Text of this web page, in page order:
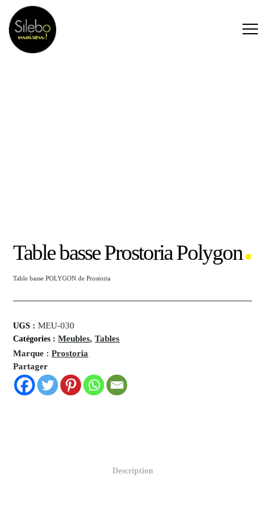
Table basse Prostoria Polygon
Table basse POLYGON de Prostoria
UGS : MEU-030
Catégories : Meubles,Tables
Marque :Prostoria
Partager
Description